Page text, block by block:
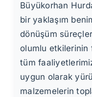
Büyükorhan
bir yaklaşım
dönüşüm
olumlu etkilerinin
tüm
uygun olarak
malzemelerin